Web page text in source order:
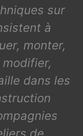
sur
à
monter,
dans les